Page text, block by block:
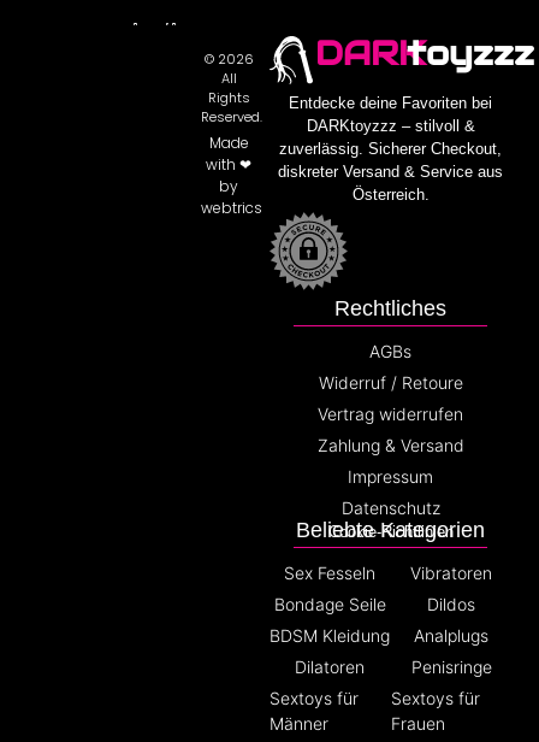
DARKtoyzzz
Entdecke deine Favoriten bei
DARKtoyzzz – stilvoll &
zuverlässig. Sicherer Checkout,
diskreter Versand & Service aus
Österreich.
Beliebte Kategorien
Sex Fesseln
Bondage Seile
BDSM Kleidung
Dilatoren
Sextoys für
Männer
Vibratoren
Dildos
Analplugs
Penisringe
Sextoys für
Frauen
Rechtliches
AGBs
Widerruf / Retoure
Vertrag widerrufen
Zahlung & Versand
Impressum
Datenschutz
Cookie-Richtlinien
© 2026
All
Rights
Reserved.
Made
with ❤
by
webtrics